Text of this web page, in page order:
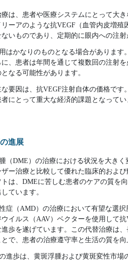
は、患者や医療システムにとって大
ーアのような抗VEGF（血管内皮増
いものであり、定期的に眼内への注射
はかなりのものとなる場合がありま
、患者は年間を通じて複数回の注射
なる可能性があります。
要因は、抗VEGF注射自体の価格で
にとって重大な経済的課題となって
進展
（DME）の治療における状況を大き
ー治療と比較して優れた臨床的およ
は、DMEに苦しむ患者のケアの質を
ています。
症（AMD）の治療において有望な選
イルス（AAV）ベクターを使用して
歩を遂げています。この代替治療は
で、患者の治療遵守率と生活の質を向
進歩は、黄斑浮腫および黄斑変性市